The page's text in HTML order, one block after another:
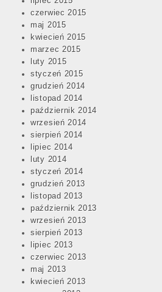
czerwiec 2015
maj 2015
kwiecień 2015
marzec 2015
luty 2015
styczeń 2015
grudzień 2014
listopad 2014
październik 2014
wrzesień 2014
sierpień 2014
lipiec 2014
luty 2014
styczeń 2014
grudzień 2013
listopad 2013
październik 2013
wrzesień 2013
sierpień 2013
lipiec 2013
czerwiec 2013
maj 2013
kwiecień 2013